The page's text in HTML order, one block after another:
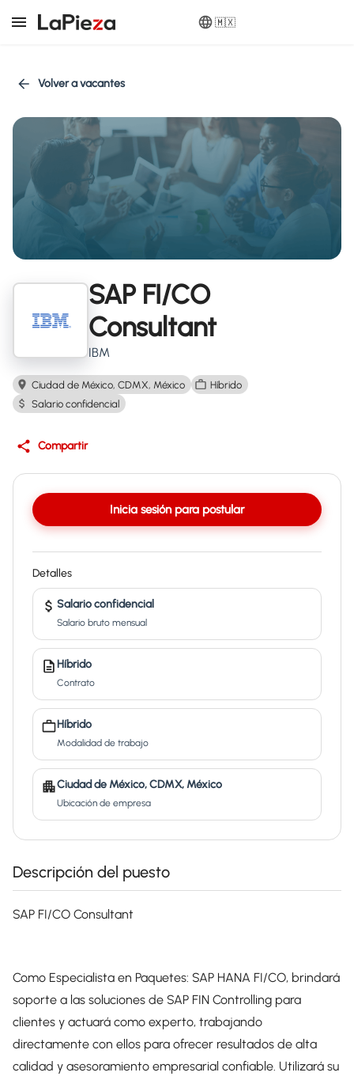
🇲🇽
Volver a vacantes
SAP FI/CO
Consultant
IBM
Ciudad de México, CDMX, México
Híbrido
Salario confidencial
Compartir
Inicia sesión para postular
Detalles
Salario confidencial
Salario bruto mensual
Híbrido
Contrato
Híbrido
Modalidad de trabajo
Ciudad de México, CDMX, México
Ubicación de empresa
Descripción del puesto
SAP FI/CO Consultant
Como Especialista en Paquetes: SAP HANA FI/CO, brindará
soporte a las soluciones de SAP FIN Controlling para
clientes y actuará como experto, trabajando
directamente con ellos para ofrecer resultados de alta
calidad y asesoramiento empresarial confiable. Utilizará su